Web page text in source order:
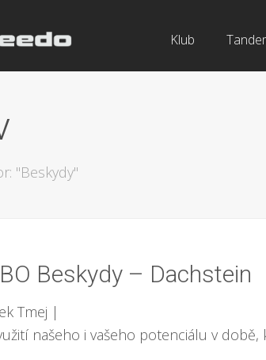
Klub
"Beskydy"
Beskydy – Dachstein
Tmej |
našeho i vašeho potenciálu v